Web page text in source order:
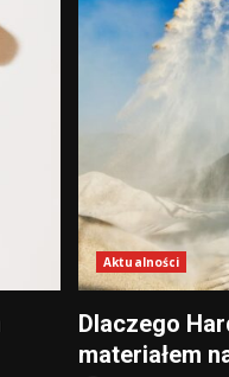
Aktualności
Dlaczego
materiałem